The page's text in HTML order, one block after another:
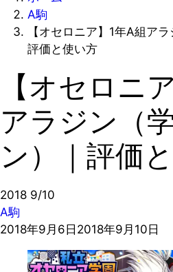
A駒
【オセロニア】1年A組ア
評価と使い方
【オセロニ
アラジン（
ン）｜評価
2018 9/10
A駒
2018年9月6日 2018年9月10日